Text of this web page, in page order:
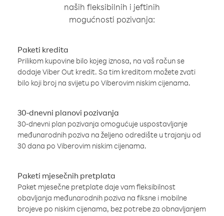
naših fleksibilnih i jeftinih
mogućnosti pozivanja:
Paketi kredita
Prilikom kupovine bilo kojeg iznosa, na vaš račun se
dodaje Viber Out kredit. Sa tim kreditom možete zvati
bilo koji broj na svijetu po Viberovim niskim cijenama.
30-dnevni planovi pozivanja
30-dnevni plan pozivanja omogućuje uspostavljanje
međunarodnih poziva na željeno odredište u trajanju od
30 dana po Viberovim niskim cijenama.
Paketi mjesečnih pretplata
Paket mjesečne pretplate daje vam fleksibilnost
obavljanja međunarodnih poziva na fiksne i mobilne
brojeve po niskim cijenama, bez potrebe za obnavljanjem